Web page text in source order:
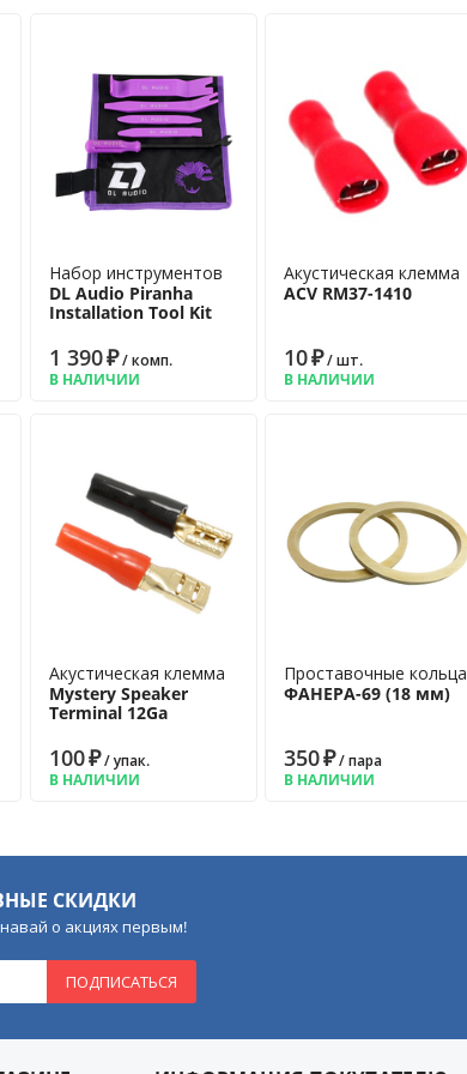
Набор инструментов
DL Audio Piranha
Installation Tool Kit
1 390₽/ комп.
В НАЛИЧИИ
Акустическая клемма
ACV RM37-1410
10₽/ шт.
В НАЛИЧИИ
Акустическая клемма
Mystery Speaker
Terminal 12Ga
100₽/ упак.
В НАЛИЧИИ
Проставочные кольца
ФАНЕРА-69 (18 мм)
350₽/ пара
В НАЛИЧИИ
СКИДКИ
о акциях первым!
ПОДПИСАТЬСЯ